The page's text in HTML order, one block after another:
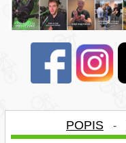
POPIS -